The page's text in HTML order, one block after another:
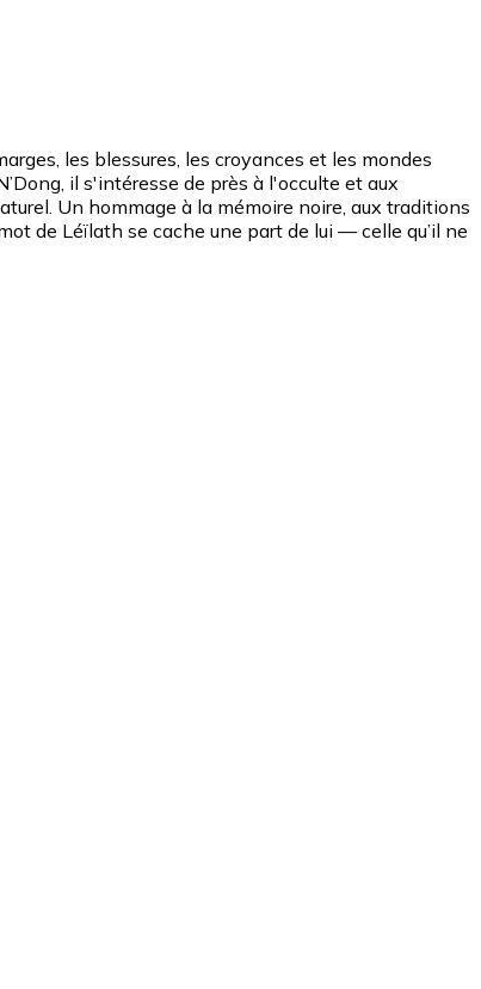
les blessures, les croyances et les mondes
il s'intéresse de près à l'occulte et aux
Un hommage à la mémoire noire, aux traditions
de Léïlath se cache une part de lui — celle qu’il ne